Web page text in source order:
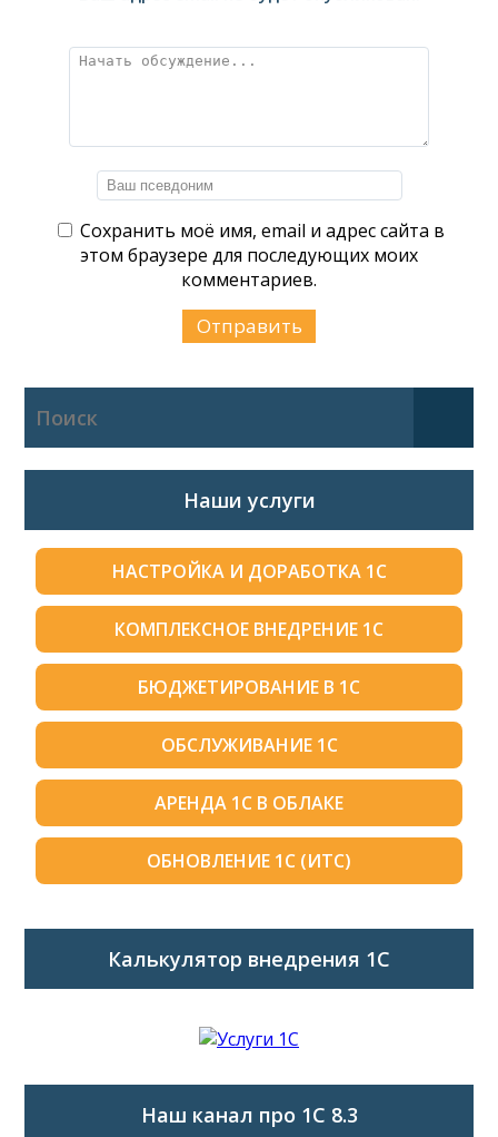
Сохранить моё имя, email и адрес сайта в
этом браузере для последующих моих
комментариев.
Наши услуги
НАСТРОЙКА И ДОРАБОТКА 1С
КОМПЛЕКСНОЕ ВНЕДРЕНИЕ 1С
БЮДЖЕТИРОВАНИЕ В 1С
ОБСЛУЖИВАНИЕ 1С
АРЕНДА 1С В ОБЛАКЕ
ОБНОВЛЕНИЕ 1С (ИТС)
Калькулятор внедрения 1C
Наш канал про 1С 8.3